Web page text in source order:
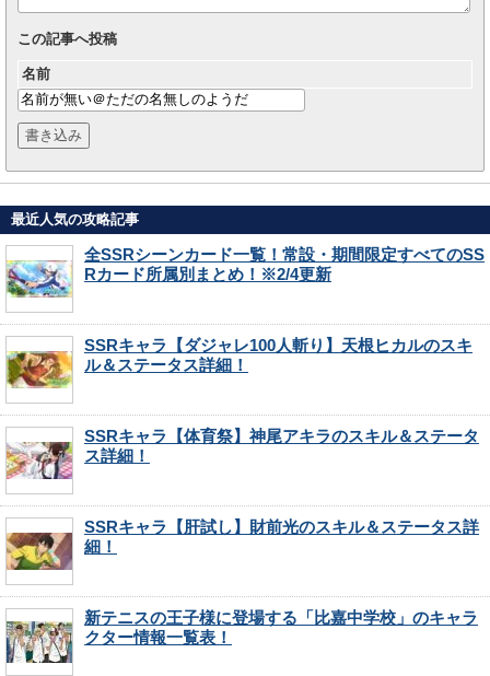
この記事へ投稿
名前
最近人気の攻略記事
全SSRシーンカード一覧！常設・期間限定すべてのSS
Rカード所属別まとめ！※2/4更新
SSRキャラ【ダジャレ100人斬り】天根ヒカルのスキ
ル＆ステータス詳細！
SSRキャラ【体育祭】神尾アキラのスキル＆ステータ
ス詳細！
SSRキャラ【肝試し】財前光のスキル＆ステータス詳
細！
新テニスの王子様に登場する「比嘉中学校」のキャラ
クター情報一覧表！